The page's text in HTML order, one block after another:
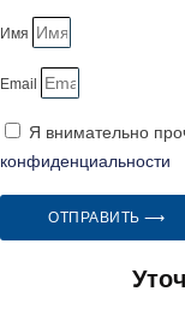
Имя
Email
Я внимательно
конфиденциальности
ОТПРАВИТЬ ⟶